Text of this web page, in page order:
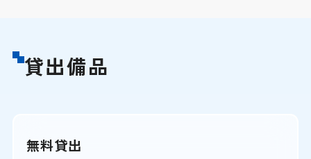
貸出備品
無料貸出